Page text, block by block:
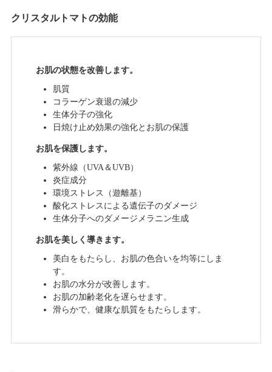
クリスタルトマトの効能
お肌の状態を改善します。
肌質
コラーゲン衰退の減少
生体分子の強化
日焼け止め効果の強化とお肌の保護
お肌を保護します。
紫外線（UVA＆UVB）
炎症成分
環境ストレス（遊離基）
酸化ストレスによる遺伝子のダメージ
生体分子へのダメージメラニン生成
お肌を美しく導きます。
美白をもたらし、お肌の色合いを均等にしま
す。
お肌の水分が改善します。
お肌の加齢老化を遅らせます。
滑らかで、健康な肌質をもたらします。